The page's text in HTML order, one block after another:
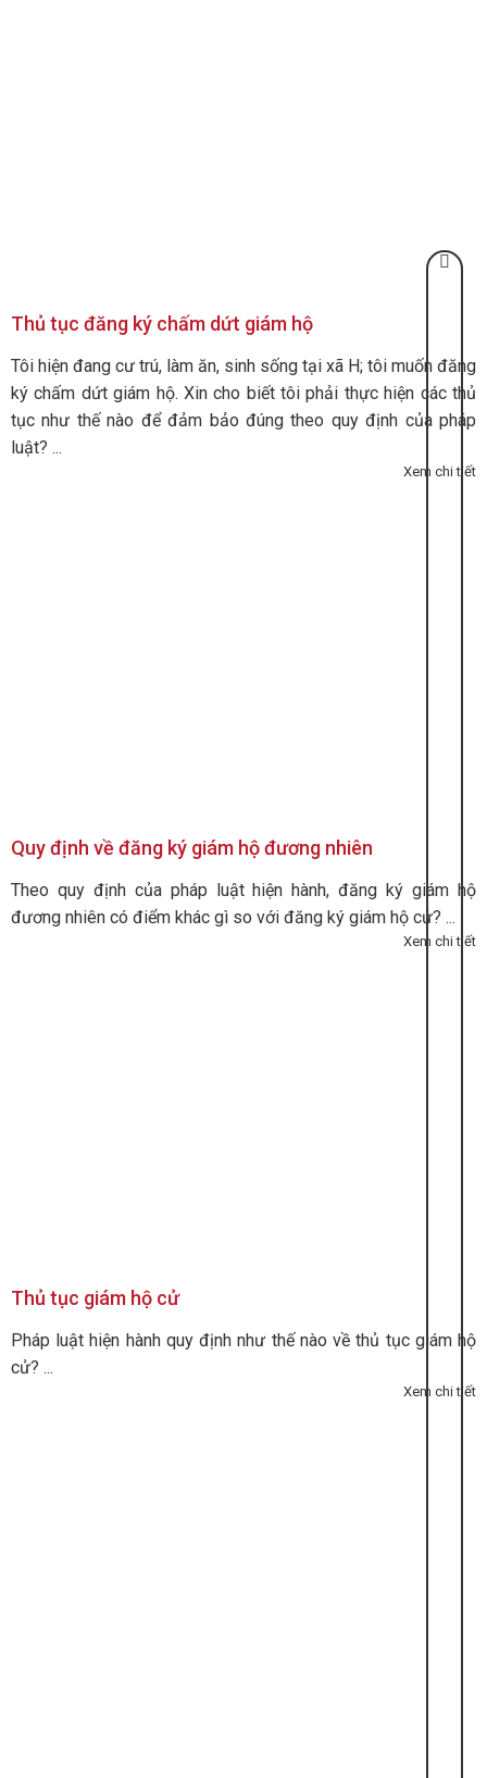
Thủ tục đăng ký chấm dứt giám hộ
Tôi hiện đang cư trú, làm ăn, sinh sống tại xã H; tôi muốn đăng
ký chấm dứt giám hộ. Xin cho biết tôi phải thực hiện các thủ
tục như thế nào để đảm bảo đúng theo quy định của pháp
luật? ...
Xem chi tiết
Quy định về đăng ký giám hộ đương nhiên
Theo quy định của pháp luật hiện hành, đăng ký giám hộ
đương nhiên có điểm khác gì so với đăng ký giám hộ cử? ...
Xem chi tiết
Thủ tục giám hộ cử
Pháp luật hiện hành quy định như thế nào về thủ tục giám hộ
cử? ...
Xem chi tiết